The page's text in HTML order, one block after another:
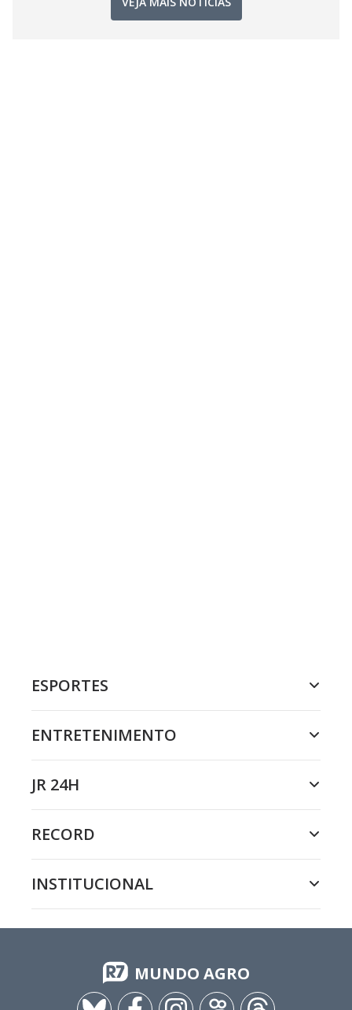
ESPORTES
ENTRETENIMENTO
JR 24H
RECORD
INSTITUCIONAL
MUNDO AGRO